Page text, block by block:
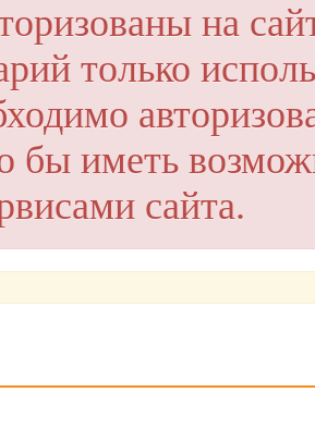
сети
на
только
бы иметь
сайта.